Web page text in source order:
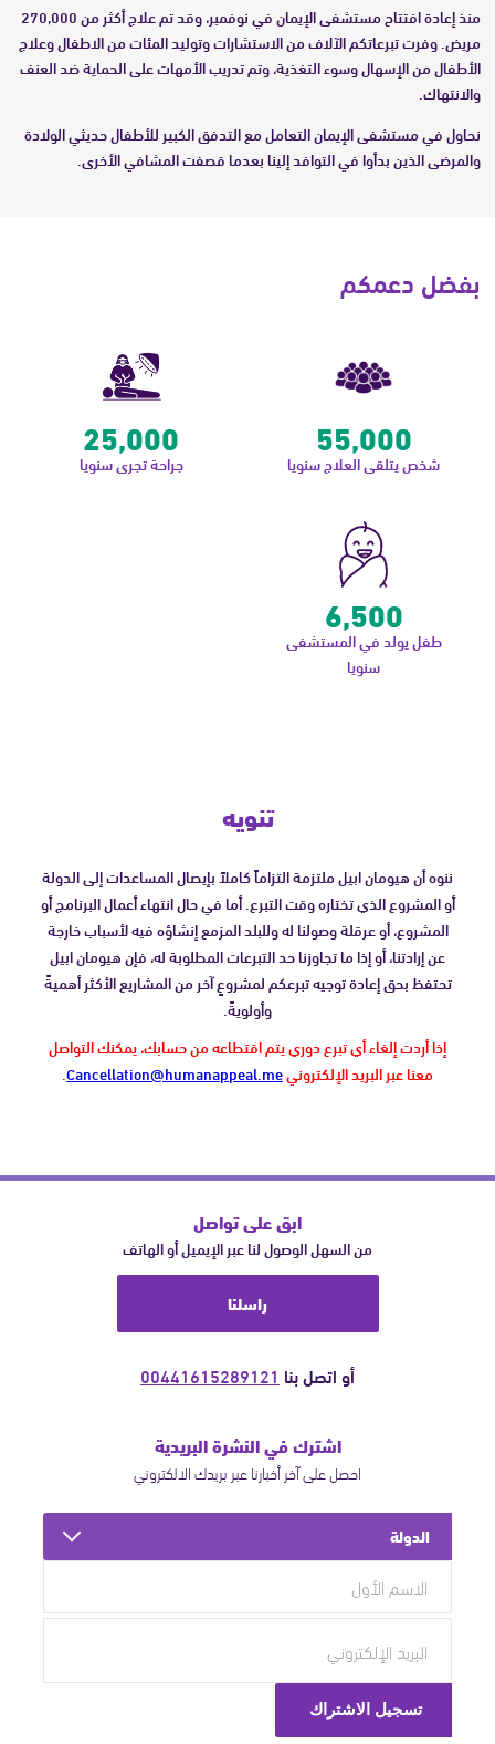
منذ إعادة افتتاح مستشفى الإيمان في نوفمبر، وقد تم علاج أكثر من 270,000
مريض. وفرت تبرعاتكم الآلاف من الاستشارات وتوليد المئات من الاطفال وعلاج
الأطفال من الإسهال وسوء التغذية، وتم تدريب الأمهات على الحماية ضد العنف
والانتهاك.
نحاول في مستشفى الإيمان التعامل مع التدفق الكبير للأطفال حديثي الولادة
والمرضى الذين بدأوا في التوافد إلينا بعدما قصفت المشافي الأخرى.
بفضل دعمكم
55,000
شخص يتلقى العلاج سنويا 25,000
جراحة تجرى سنويا
6,500
طفل يولد في المستشفى
سنويا
تنويه
ننوه أن هيومان ابيل ملتزمة التزاماً كاملاً بإيصال المساعدات إلى الدولة
أو المشروع الذي تختاره وقت التبرع. أما في حال انتهاء أعمال البرنامج أو
المشروع، أو عرقلة وصولنا له وللبلد المزمع إنشاؤه فيه لأسباب خارجة
عن إرادتنا، أو إذا ما تجاوزنا حد التبرعات المطلوبة له، فإن هيومان ابيل
تحتفظ بحق إعادة توجيه تبرعكم لمشروعٍ آخر من المشاريع الأكثر أهميةً
وأولويةً.
إذا أردت إلغاء أي تبرع دوري يتم اقتطاعه من حسابك، يمكنك التواصل
معنا عبر البريد الإلكترونيCancellation@humanappeal.me
.
ابق على تواصل
من السهل الوصول لنا عبر الإيميل أو الهاتف
راسلنا
أو اتصل بنا 00441615289121
اشترك في النشرة البريدية
احصل على آخر أخبارنا عبر بريدك الالكتروني
الدولة